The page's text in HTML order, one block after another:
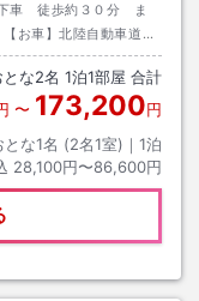
車 徒歩約３０分 ま
お車】北陸自動車道
用 北方交差点を右折し
とな2名 1泊1部屋 合計
〜 173,200円
とな1名 (2名1室)｜ 1泊
28,100円〜86,600円